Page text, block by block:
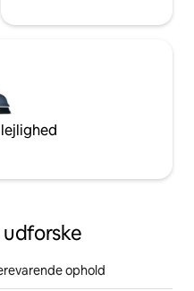
udforske
ophold